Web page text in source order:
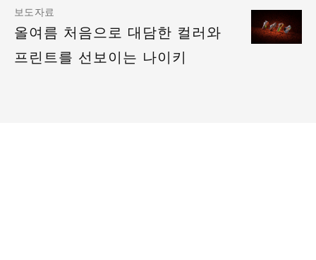
보도자료
올여름 처음으로 대담한 컬러와
프린트를 선보이는 나이키